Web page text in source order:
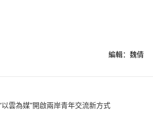
編輯：魏倩
雲為媒”開啟兩岸青年交流新方式